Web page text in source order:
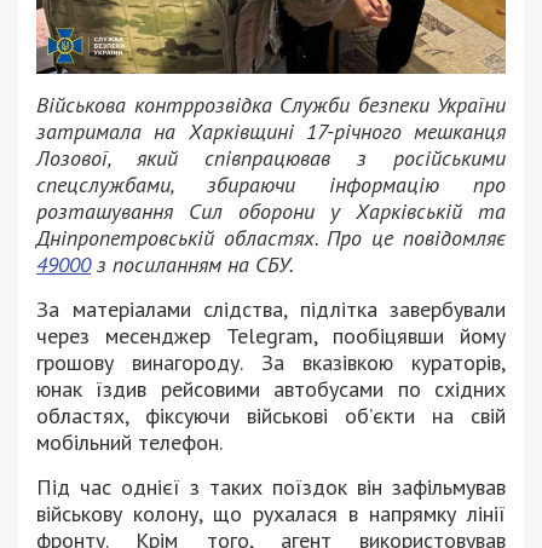
Військова контррозвідка Служби безпеки України
затримала на Харківщині 17-річного мешканця
Лозової, який співпрацював з російськими
спецслужбами, збираючи інформацію про
розташування Сил оборони у Харківській та
Дніпропетровській областях. Про це повідомляє
49000з посиланням на СБУ.
За матеріалами слідства, підлітка завербували
через месенджер Telegram, пообіцявши йому
грошову винагороду. За вказівкою кураторів,
юнак їздив рейсовими автобусами по східних
областях, фіксуючи військові об’єкти на свій
мобільний телефон.
Під час однієї з таких поїздок він зафільмував
військову колону, що рухалася в напрямку лінії
фронту. Крім того, агент використовував